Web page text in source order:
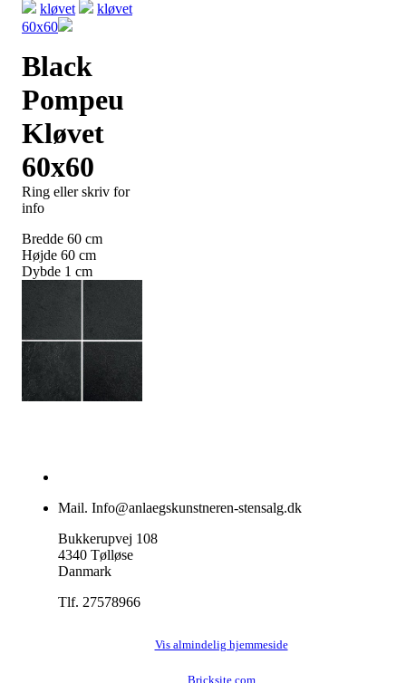
kløvet
kløvet
60x60
Black
Pompeu
Kløvet
60x60
Ring eller skriv for
info
Bredde 60 cm
Højde 60 cm
Dybde 1 cm
Mail. Info@anlaegskunstneren-stensalg.dk
Bukkerupvej 108
4340 Tølløse
Danmark
Tlf. 27578966
Vis almindelig hjemmeside
Bricksite.com